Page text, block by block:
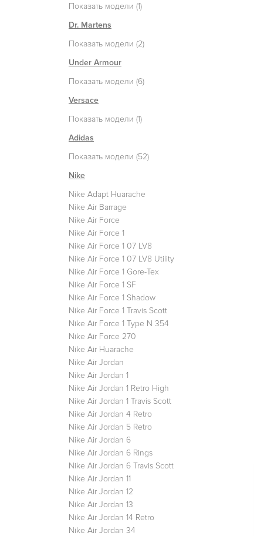
Показать модели (1)
Dr. Martens
Показать модели (2)
Under Armour
Показать модели (6)
Versace
Показать модели (1)
Adidas
Показать модели (52)
Nike
Nike Adapt Huarache
Nike Air Barrage
Nike Air Force
Nike Air Force 1
Nike Air Force 1 07 LV8
Nike Air Force 1 07 LV8 Utility
Nike Air Force 1 Gore-Tex
Nike Air Force 1 SF
Nike Air Force 1 Shadow
Nike Air Force 1 Travis Scott
Nike Air Force 1 Type N 354
Nike Air Force 270
Nike Air Huarache
Nike Air Jordan
Nike Air Jordan 1
Nike Air Jordan 1 Retro High
Nike Air Jordan 1 Travis Scott
Nike Air Jordan 4 Retro
Nike Air Jordan 5 Retro
Nike Air Jordan 6
Nike Air Jordan 6 Rings
Nike Air Jordan 6 Travis Scott
Nike Air Jordan 11
Nike Air Jordan 12
Nike Air Jordan 13
Nike Air Jordan 14 Retro
Nike Air Jordan 34